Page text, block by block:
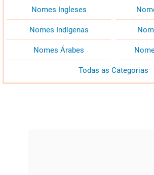
Nomes Ingleses
Nomes Indígenas
Nomes Árabes
Todas as Categorias